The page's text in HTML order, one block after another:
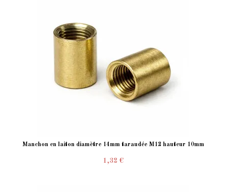
Manchon en laiton diamètre 14mm taraudée M12 hauteur 10mm
1,32 €